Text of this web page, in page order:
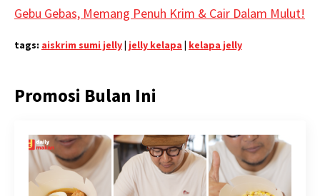
Gebu Gebas, Memang Penuh Krim & Cair Dalam Mulut!
tags: aiskrim sumi jelly jelly kelapa kelapa jelly
Promosi Bulan Ini